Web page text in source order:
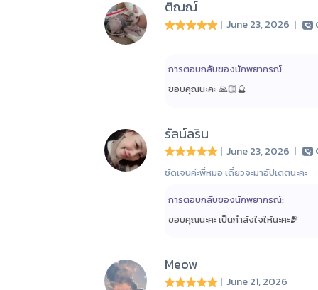
ติณณ์
| June 23, 2026 |
การตอบกลับของนักพยากรณ์:
ขอบคุณนะคะ 🙏🏻🔮
รัลน์ลริน
| June 23, 2026 |
ชัดเจนค่ะพี่หมอ เดี๋ยวจะมาอัปเดตนะคะ
การตอบกลับของนักพยากรณ์:
ขอบคุณนะคะ เป็นกำลังใจให้นะคะ🫂
Meow
| June 21, 2026